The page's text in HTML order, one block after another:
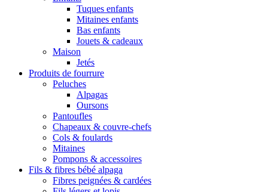
Tuques enfants
Mitaines enfants
Bas enfants
Jouets & cadeaux
Maison
Jetés
Produits de fourrure
Peluches
Alpagas
Oursons
Pantoufles
Chapeaux & couvre-chefs
Cols & foulards
Mitaines
Pompons & accessoires
Fils & fibres bébé alpaga
Fibres peignées & cardées